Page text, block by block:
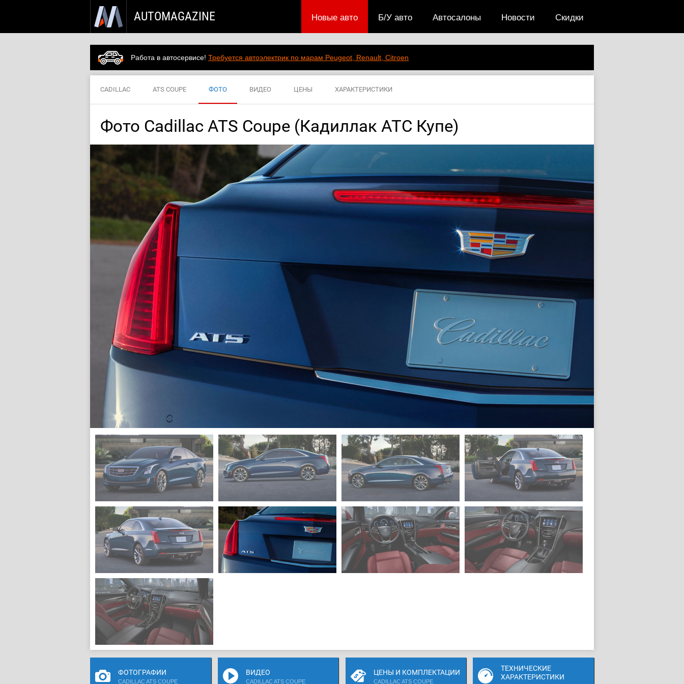
AUTOMAGAZINE Скидки
Новости
Автосалоны
Б/У авто
Новые авто
Работа в автосервисе! Требуется автоэлектрик по марам Peugeot, Renault, Citroen
CADILLAC ATS COUPE ФОТО ВИДЕО ЦЕНЫ ХАРАКТЕРИСТИКИ
Фото Cadillac ATS Coupe (Кадиллак АТС Купе)
ФОТОГРАФИИ
CADILLAC ATS COUPE
ВИДЕО
CADILLAC ATS COUPE
ЦЕНЫ И КОМПЛЕКТАЦИИ
CADILLAC ATS COUPE
ТЕХНИЧЕСКИЕ
ХАРАКТЕРИСТИКИ